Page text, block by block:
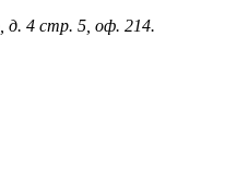
д. 4 стр. 5, оф. 214.